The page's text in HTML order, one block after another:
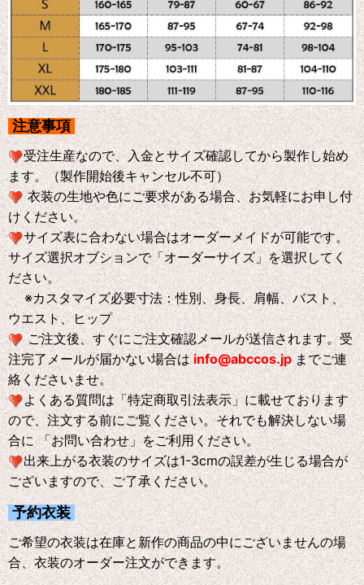
注意事項
受注生産なので、入金とサイズ確認してから製作し始め
ます。（製作開始後キャンセル不可）
衣装の生地や色にご要求がある場合、お気軽にお申し付
けください。
サイズ表に合わない場合はオーダーメイドが可能です。
サイズ選択オブションで「オーダーサイズ」を選択してく
ださい。
※カスタマイズ必要寸法：性別、身長、肩幅、バスト、
ウエスト、ヒップ
ご注文後、すぐにご注文確認メールが送信されます。受
注完了メールが届かない場合はinfo@abccos.jp までご連
絡くださいませ。
よくある質問は「特定商取引法表示」に載せております
ので、注文する前にご覧ください。それでも解決しない場
合に 「お問い合わせ」をご利用ください。
出来上がる衣装のサイズは1-3cmの誤差が生じる場合が
ございますので、ご了承ください。
予約衣装
ご希望の衣装は在庫と新作の商品の中にございませんの場
合、衣装のオーダー注文ができます。